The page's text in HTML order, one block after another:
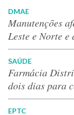
DMAE
Manutenções
Leste e Norte
SAÚDE
Farmácia
dois dias para
EPTC